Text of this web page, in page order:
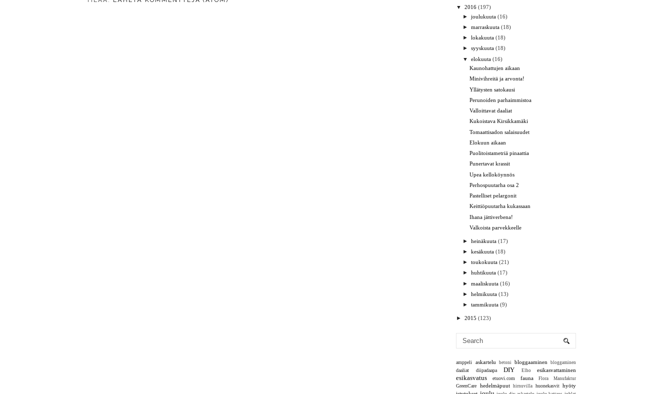
▼
2016 (197)
►joulukuuta (16)
►marraskuuta (18)
►lokakuuta (18)
►syyskuuta (18)
▼
elokuuta (16)
Kaunohattujen aikaan
Minivihreitä ja arvonta!
Yllätysten satokausi
Perunoiden parhaimmistoa
Valloittavat daaliat
Kukoistava Kirsikkamäki
Tomaattisadon salaisuudet
Elokuun aikaan
Puolitoistametriä pinaattia
Punertavat krassit
Upea kelloköynnös
Perhospuutarha osa 2
Pastelliset pelargonit
Keittiöpuutarha kukassaan
Ihana jättiverbena!
Valkoista parvekkeelle
►heinäkuuta (17)
►kesäkuuta (18)
►toukokuuta (21)
►huhtikuuta (17)
►maaliskuuta (16)
►helmikuuta (13)
►tammikuuta (9)
► 2015 (123)
amppeli askartelu betoni bloggaaminen bloggaminen
daaliat diipadaapa DIY Elho esikasvattaminen
esikasvatus etuovi.com fauna Flora Manufaktur
GreenCare hedelmäpuut hirnuvilla huonekasvit hyöty